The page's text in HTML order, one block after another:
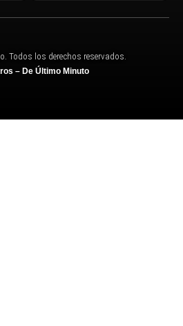
Todos los derechos reservados.
– De Último Minuto